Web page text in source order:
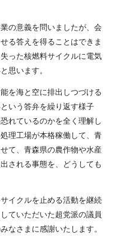
の意義を問いましたが、会
る答えを得ることはできま
った核燃料サイクルに電気
思います。
を海と空に排出しつづける
いう答弁を繰り返す様子
れているのかを全く理解し
理工場が本格稼働して、青
て、青森県の農作物や水産
される事態を、どうしても
イクルを止める活動を継続
ていただいた超党派の議員
なさまに感謝いたします。